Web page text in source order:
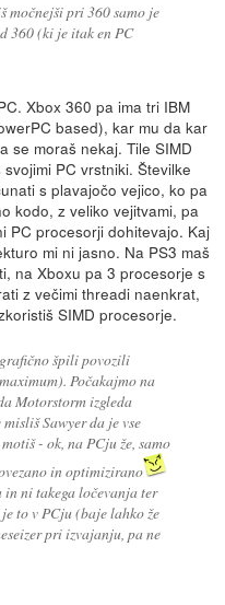
močnejši pri 360 samo je
360 (ki je itak en PC
Xbox 360 pa ima tri IBM
based), kar mu da kar
se moraš nekaj. Tile SIMD
PC vrstniki. Številke
s plavajočo vejico, ko pa
kodo, z veliko vejitvami, pa
PC procesorji dohitevajo. Kaj
mi ni jasno. Na PS3 maš
na Xboxu pa 3 procesorje s
z večimi threadi naenkrat,
SIMD procesorje.
špili povozili
Počakajmo na
Motorstorm izgleda
Sawyer da je vse
- ok, na PCju že, samo
in optimizirano
ni takega ločevanja ter
to v PCju (baje lahko že
pri izvajanju, pa ne